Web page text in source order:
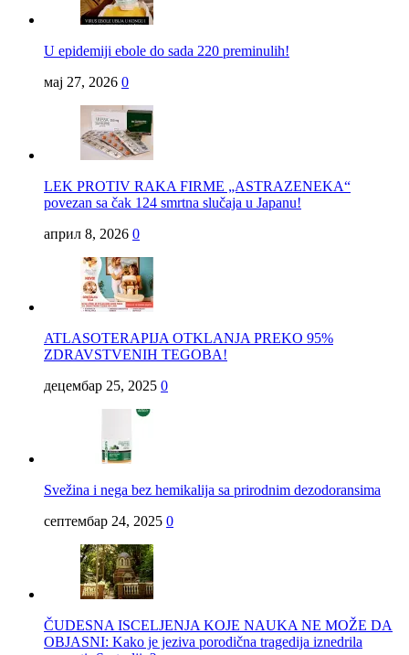
U epidemiji ebole do sada 220 preminulih!
мај 27, 2026 0
LEK PROTIV RAKA FIRME „ASTRAZENEKA“
povezan sa čak 124 smrtna slučaja u Japanu!
април 8, 2026 0
ATLASOTERAPIJA OTKLANJA PREKO 95%
ZDRAVSTVENIH TEGOBA!
децембар 25, 2025 0
Svežina i nega bez hemikalija sa prirodnim dezodoransima
септембар 24, 2025 0
ČUDESNA ISCELJENJA KOJE NAUKA NE MOŽE DA
OBJASNI: Kako je jeziva porodična tragedija iznedrila